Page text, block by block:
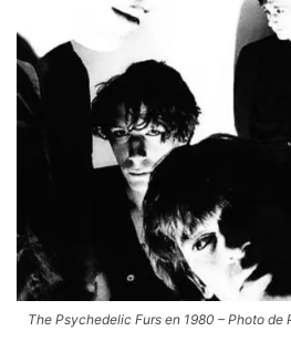
The Psychedelic Furs en 1980 – Photo de